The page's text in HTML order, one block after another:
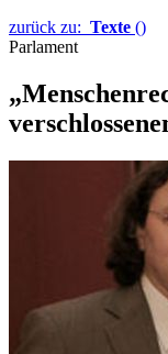
zurück zu: Texte ()
Parlament